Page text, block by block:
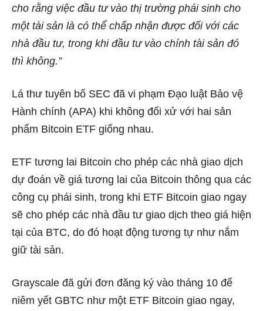
cho rằng việc đầu tư vào thị trường phái sinh cho
một tài sản là có thể chấp nhận được đối với các
nhà đầu tư, trong khi đầu tư vào chính tài sản đó
thì không.”
Lá thư tuyên bố SEC đã vi phạm Đạo luật Bảo vệ
Hành chính (APA) khi không đối xử với hai sản
phẩm Bitcoin ETF giống nhau.
ETF tương lai Bitcoin cho phép các nhà giao dịch
dự đoán về giá tương lai của Bitcoin thông qua các
công cụ phái sinh, trong khi ETF Bitcoin giao ngay
sẽ cho phép các nhà đầu tư giao dịch theo giá hiện
tại của BTC, do đó hoạt động tương tự như nắm
giữ tài sản.
Grayscale đã gửi đơn đăng ký vào tháng 10 để
niêm yết GBTC như một ETF Bitcoin giao ngay,